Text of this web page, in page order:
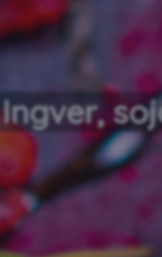
Ingver,